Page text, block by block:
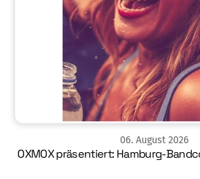
06. August 2026
OXMOX präsentiert: Hamburg-